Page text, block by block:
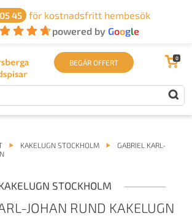
45
för kostnadsfritt hembesök
powered by Google
BEGÄR OFFERT 0
KAKELUGN STOCKHOLM
GABRIEL KARL-
STOCKHOLM
JOHAN RUND KAKELUGN